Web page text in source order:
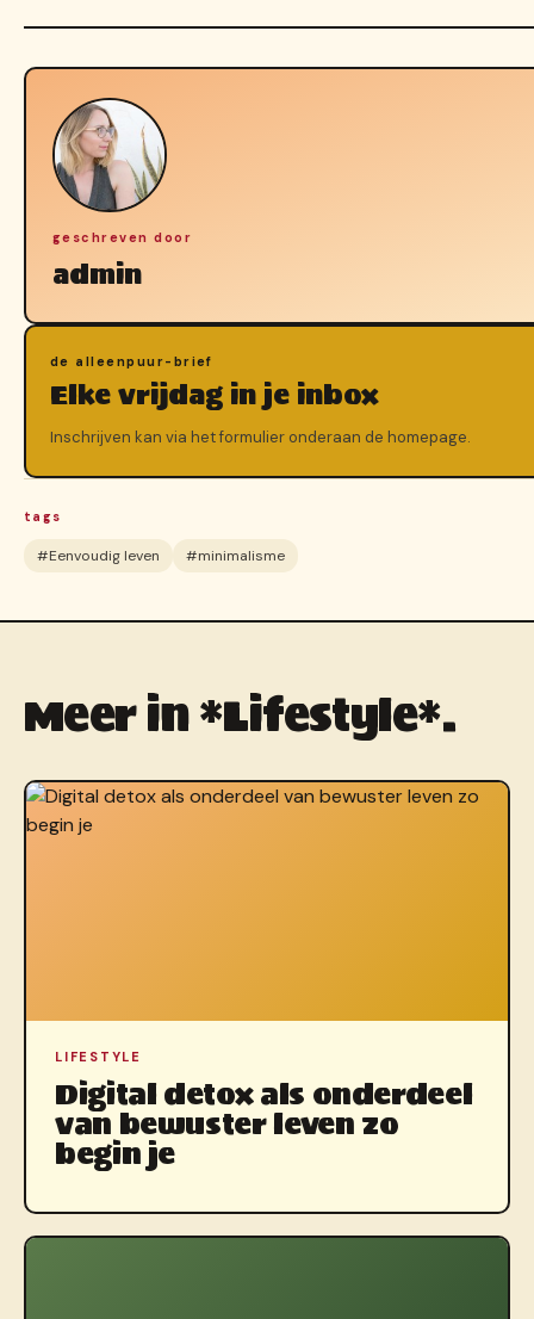
geschreven door
admin
de alleenpuur-brief
Elke vrijdag in je inbox
Inschrijven kan via het formulier onderaan de homepage.
tags
#Eenvoudig leven #minimalisme
Meer in *Lifestyle*.
LIFESTYLE
Digital detox als onderdeel
van bewuster leven zo
begin je